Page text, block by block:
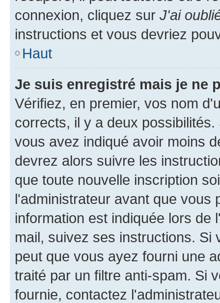
connexion, cliquez sur J'ai
instructions et vous devriez
Haut
Je suis enregistré mais je ne
Vérifiez, en premier, vos nom
corrects, il y a deux
vous avez indiqué avoir moins
devrez alors suivre les
que toute nouvelle inscription
l'administrateur avant que vous
information est indiquée lors
mail, suivez ses instructions.
peut que vous ayez fourni une
traité par un filtre anti-spam. Si
fournie, contactez